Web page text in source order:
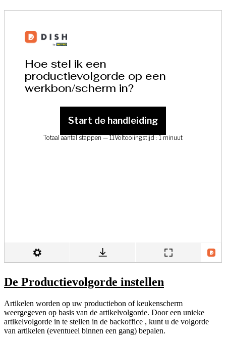
De Productievolgorde instellen
Artikelen worden op uw productiebon of keukenscherm
weergegeven op basis van de artikelvolgorde. Door een unieke
artikelvolgorde in te stellen in de backoffice , kunt u de volgorde
van artikelen (eventueel binnen een gang) bepalen.